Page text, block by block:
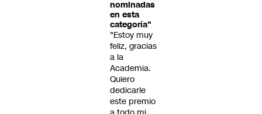
nominadas
en esta
categoría"
"Estoy muy
feliz, gracias
a la
Academia.
Quiero
dedicarle
este premio